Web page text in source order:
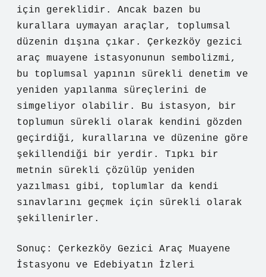
için gereklidir. Ancak bazen bu
kurallara uymayan araçlar, toplumsal
düzenin dışına çıkar. Çerkezköy gezici
araç muayene istasyonunun sembolizmi,
bu toplumsal yapının sürekli denetim ve
yeniden yapılanma süreçlerini de
simgeliyor olabilir. Bu istasyon, bir
toplumun sürekli olarak kendini gözden
geçirdiği, kurallarına ve düzenine göre
şekillendiği bir yerdir. Tıpkı bir
metnin sürekli çözülüp yeniden
yazılması gibi, toplumlar da kendi
sınavlarını geçmek için sürekli olarak
şekillenirler.
Sonuç: Çerkezköy Gezici Araç Muayene
İstasyonu ve Edebiyatın İzleri